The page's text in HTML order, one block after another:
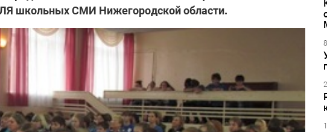
школьных СМИ Нижегородской области.